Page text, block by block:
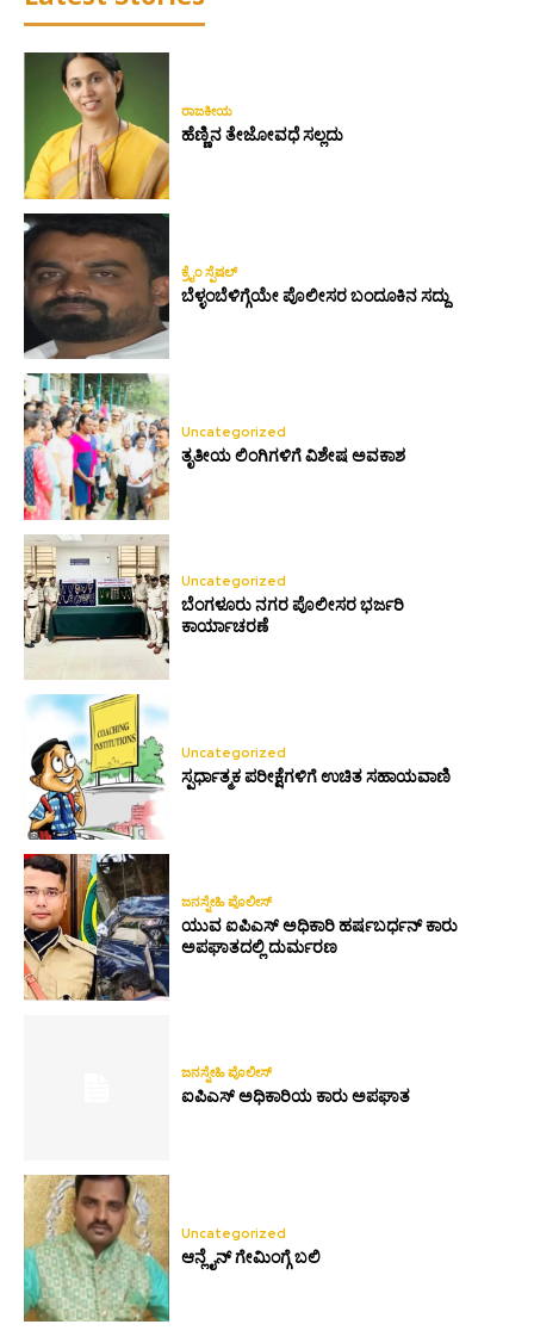
ರಾಜಕೀಯ
ಹೆಣ್ಣಿನ ತೇಜೋವಧೆ ಸಲ್ಲದು
ಕ್ರೈಂ ಸ್ಪೆಷಲ್
ಬೆಳ್ಳಂಬೆಳಿಗ್ಗೆಯೇ ಪೊಲೀಸರ ಬಂದೂಕಿನ ಸದ್ದು
Uncategorized
ತೃತೀಯ ಲಿಂಗಿಗಳಿಗೆ ವಿಶೇಷ ಅವಕಾಶ
Uncategorized
ಬೆಂಗಳೂರು ನಗರ ಪೊಲೀಸರ ಭರ್ಜರಿ
ಕಾರ್ಯಾಚರಣೆ
Uncategorized
ಸ್ಪರ್ಧಾತ್ಮಕ ಪರೀಕ್ಷೆಗಳಿಗೆ ಉಚಿತ ಸಹಾಯವಾಣಿ
ಜನಸ್ನೇಹಿ ಪೊಲೀಸ್
ಯುವ ಐಪಿಎಸ್ ಅಧಿಕಾರಿ ಹರ್ಷಬರ್ಧನ್ ಕಾರು
ಅಪಘಾತದಲ್ಲಿ ದುರ್ಮರಣ
ಜನಸ್ನೇಹಿ ಪೊಲೀಸ್
ಐಪಿಎಸ್ ಅಧಿಕಾರಿಯ ಕಾರು ಅಪಘಾತ
Uncategorized
ಆನ್ಲೈನ್ ಗೇಮಿಂಗ್ಗೆ ಬಲಿ